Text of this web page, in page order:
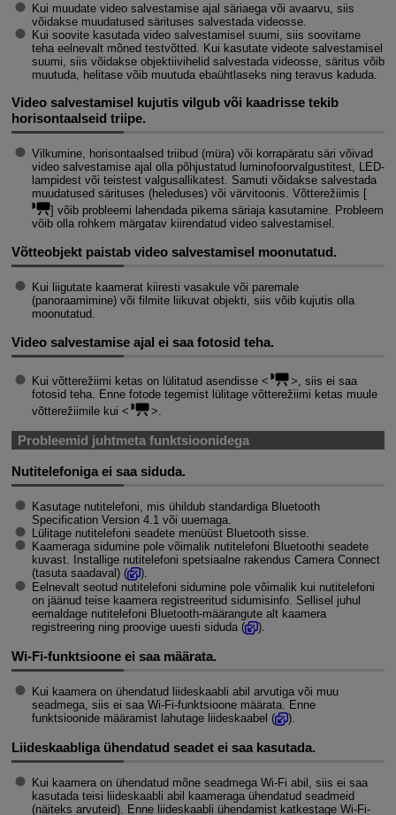
Kui muudate video salvestamise ajal säriaega või avaarvu, siis
võidakse muudatused särituses salvestada videosse.
Kui soovite kasutada video salvestamisel suumi, siis soovitame
teha eelnevalt mõned testvõtted. Kui kasutate videote salvestamisel
suumi, siis võidakse objektiivihelid salvestada videosse, säritus võib
muutuda, helitase võib muutuda ebaühtlaseks ning teravus kaduda.
Video salvestamisel kujutis vilgub või kaadrisse tekib
horisontaalseid triipe.
Vilkumine, horisontaalsed triibud (müra) või korrapäratu säri võivad
video salvestamise ajal olla põhjustatud luminofoorvalgustitest, LED-
lampidest või teistest valgusallikatest. Samuti võidakse salvestada
muudatused särituses (heleduses) või värvitoonis. Võtterežiimis [
] võib probleemi lahendada pikema säriaja kasutamine. Probleem
võib olla rohkem märgatav kiirendatud video salvestamisel.
Võtteobjekt paistab video salvestamisel moonutatud.
Kui liigutate kaamerat kiiresti vasakule või paremale
(panoraamimine) või filmite liikuvat objekti, siis võib kujutis olla
moonutatud.
Video salvestamise ajal ei saa fotosid teha.
Kui võtterežiimi ketas on lülitatud asendisse
, siis ei saa
fotosid teha. Enne fotode tegemist lülitage võtterežiimi ketas muule
võtterežiimile kui
Probleemid juhtmeta funktsioonidega
Nutitelefoniga ei saa siduda.
Kasutage nutitelefoni, mis ühildub standardiga Bluetooth
Specification Version 4.1 või uuemaga.
Lülitage nutitelefoni seadete menüüst Bluetooth sisse.
Kaameraga sidumine pole võimalik nutitelefoni Bluetoothi seadete
kuvast. Installige nutitelefoni spetsiaalne rakendus Camera Connect
(tasuta saadaval) (
).
Eelnevalt seotud nutitelefoni sidumine pole võimalik kui nutitelefoni
on jäänud teise kaamera registreeritud sidumisinfo. Sellisel juhul
eemaldage nutitelefoni Bluetooth-määrangute alt kaamera
registreering ning proovige uuesti siduda (
).
Wi-Fi-funktsioone ei saa määrata.
Kui kaamera on ühendatud liideskaabli abil arvutiga või muu
seadmega, siis ei saa Wi-Fi-funktsioone määrata. Enne
funktsioonide määramist lahutage liideskaabel (
).
Liideskaabliga ühendatud seadet ei saa kasutada.
Kui kaamera on ühendatud mõne seadmega Wi-Fi abil, siis ei saa
kasutada teisi liideskaabli abil kaameraga ühendatud seadmeid
(näiteks arvuteid). Enne liideskaabli ühendamist katkestage Wi-Fi-